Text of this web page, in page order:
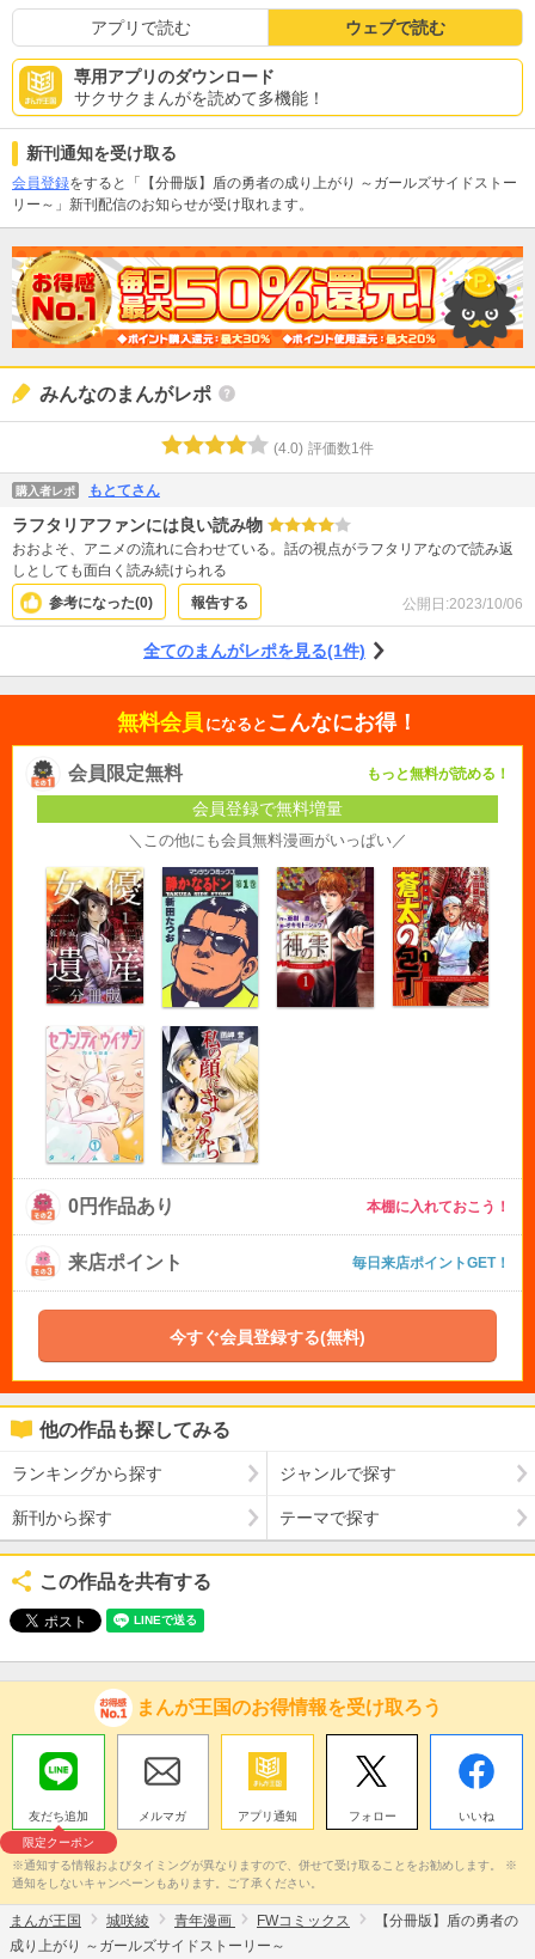
アプリで読む ウェブで読む
専用アプリのダウンロード
サクサクまんがを読めて多機能！
新刊通知を受け取る
会員登録をすると「【分冊版】盾の勇者の成り上がり ～ガールズサイドストー
リー～」新刊配信のお知らせが受け取れます。
みんなのまんがレポ
(4.0) 評価数1件
購入者レポ もとてさん
ラフタリアファンには良い読み物
おおよそ、アニメの流れに合わせている。話の視点がラフタリアなので読み返
しとしても面白く読み続けられる
参考になった(0) 報告する 公開日:2023/10/06
全てのまんがレポを見る(1件)
無料会員 になると こんなにお得！
会員限定無料 もっと無料が読める！
会員登録で無料増量
＼この他にも会員無料漫画がいっぱい／
0円作品あり 本棚に入れておこう！
来店ポイント 毎日来店ポイントGET！
今すぐ会員登録する(無料)
他の作品も探してみる
ランキングから探す ジャンルで探す
新刊から探す テーマで探す
この作品を共有する
まんが王国のお得情報を受け取ろう
友だち追加
限定クーポン
メルマガ アプリ通知 フォロー いいね
※通知する情報およびタイミングが異なりますので、併せて受け取ることをお勧めします。 ※
通知をしないキャンペーンもあります。ご了承ください。
まんが王国 城咲綾 青年漫画 FWコミックス
【分冊版】盾の勇者の
成り上がり ～ガールズサイドストーリー～